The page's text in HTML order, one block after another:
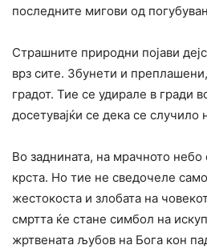
последните мигови од
Страшните природни појави
врз сите. Збунети и
градот. Тие се удирале в гради
досетувајќи се дека се
Bo заднината, на мрачното
крста. Ho тие не сведочеле
жестокоста и злобата на
смртта ќе стане симбол на
жртвената љубов на Бога кон